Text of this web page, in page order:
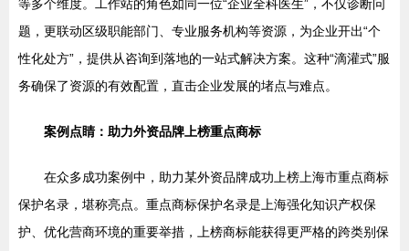
等多个维度。工作站的角色如同一位“企业全科医生”，不仅诊断问
题，更联动区级职能部门、专业服务机构等资源，为企业开出“个
性化处方”，提供从咨询到落地的一站式解决方案。这种“滴灌式”服
务确保了资源的有效配置，直击企业发展的堵点与难点。
案例点睛：助力外资品牌上榜重点商标
在众多成功案例中，助力某外资品牌成功上榜上海市重点商标
保护名录，堪称亮点。重点商标保护名录是上海强化知识产权保
护、优化营商环境的重要举措，上榜商标能获得更严格的跨类别保